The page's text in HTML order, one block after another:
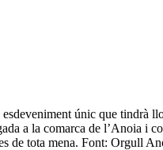
únic que tindrà
a la comarca de l’Anoia i
de tota mena. Font: Orgull